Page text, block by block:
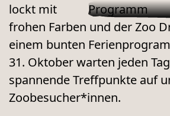
lockt mit
frohen Farben und der Zoo
einem bunten
31. Oktober warten jeden
spannende Treffpunkte auf
Zoobesucher*innen.